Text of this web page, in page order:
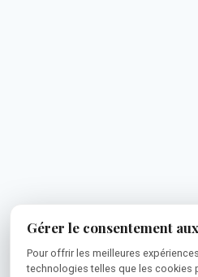
Gérer le consentement
Pour offrir les meilleures
technologies telles que les cookies